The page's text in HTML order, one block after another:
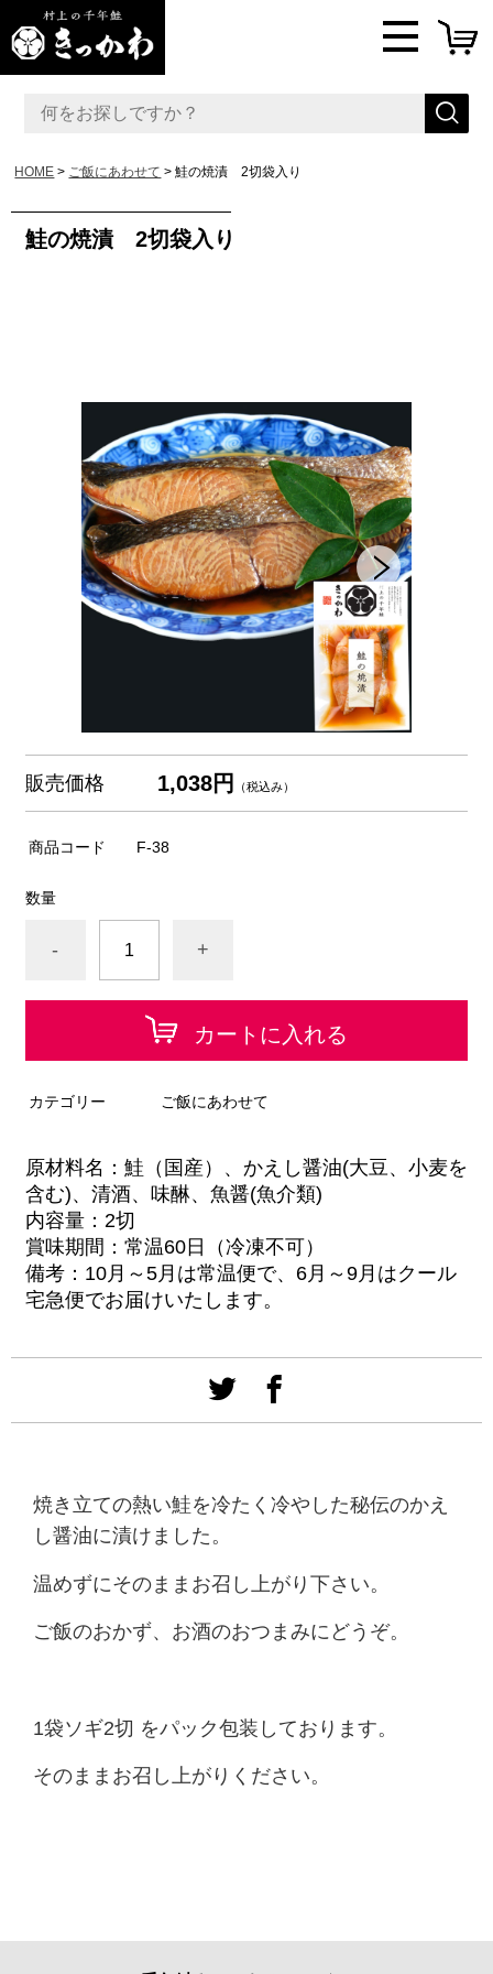
HOME ご飯にあわせて 鮭の焼漬 2切袋入り
鮭の焼漬 2切袋入り
販売価格 1,038円 （税込み）
商品コード F-38
数量
- +
カートに入れる
カテゴリー ご飯にあわせて
原材料名：鮭（国産）、かえし醤油(大豆、小麦を
含む)、清酒、味醂、魚醤(魚介類)
内容量：2切
賞味期間：常温60日（冷凍不可）
備考：10月～5月は常温便で、 6月～9月はクール
宅急便でお届けいたします。
焼き立ての熱い鮭を冷たく冷やした秘伝のかえ
し醤油に漬けました。
温めずにそのままお召し上がり下さい。
ご飯のおかず、お酒のおつまみにどうぞ。
1袋ソギ2切 をパック包装しております。
そのままお召し上がりください。